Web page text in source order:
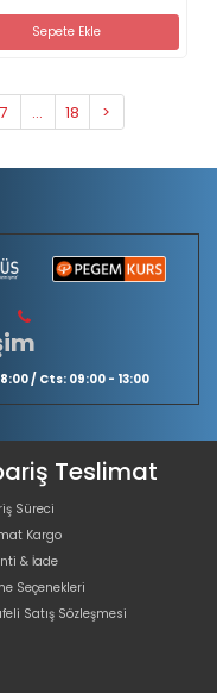
Sepete Ekle
7 ... 18 >
/ Cts: 09:00 - 13:00
Teslimat
Süreci
Kargo
& İade
Seçenekleri
Satış Sözleşmesi